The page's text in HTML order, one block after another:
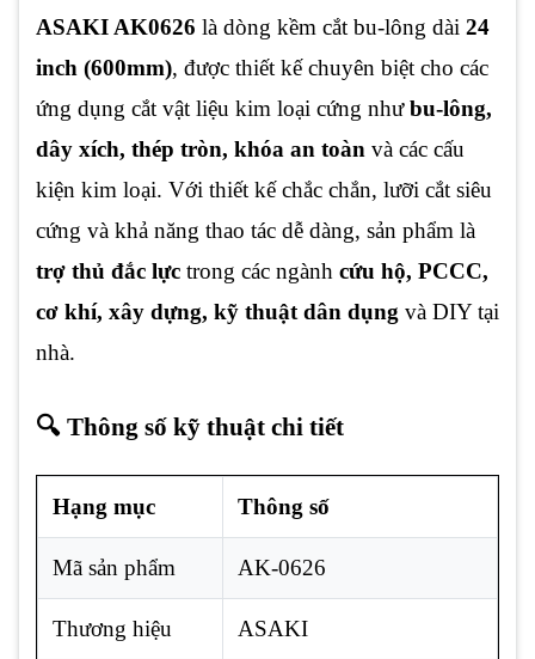
ASAKI AK0626 là dòng kềm cắt bu-lông dài 24
inch (600mm), được thiết kế chuyên biệt cho các
ứng dụng cắt vật liệu kim loại cứng nhưbu-lông,
dây xích, thép tròn, khóa an toàn và các cấu
kiện kim loại. Với thiết kế chắc chắn, lưỡi cắt siêu
cứng và khả năng thao tác dễ dàng, sản phẩm là
trợ thủ đắc lực trong các ngành cứu hộ, PCCC,
cơ khí, xây dựng, kỹ thuật dân dụng và DIY tại
nhà.
🔍 Thông số kỹ thuật chi tiết
Hạng mục Thông số
Mã sản phẩm AK-0626
Thương hiệu ASAKI